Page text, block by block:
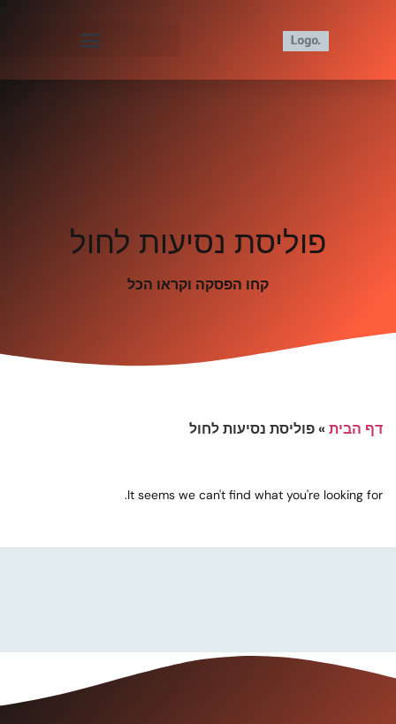
פוליסת נסיעות לחול
קחו הפסקה וקראו הכל
דף הבית»פוליסת נסיעות לחול
It seems we can't find what you're looking for.